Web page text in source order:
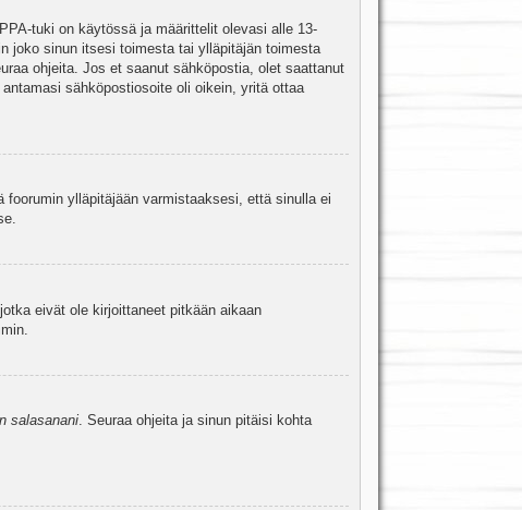
tuki on käytössä ja määrittelit olevasi alle 13-
joko sinun itsesi toimesta tai ylläpitäjän toimesta
ohjeita. Jos et saanut sähköpostia, olet saattanut
sähköpostiosoite oli oikein, yritä ottaa
ylläpitäjään varmistaaksesi, että sinulla ei
eivät ole kirjoittaneet pitkään aikaan
salasanani. Seuraa ohjeita ja sinun pitäisi kohta